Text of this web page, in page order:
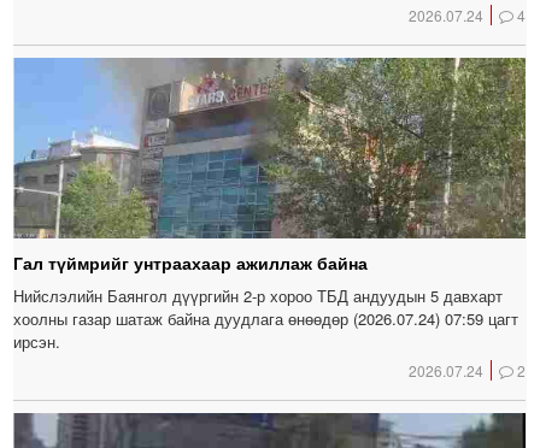
2026.07.24 4
Гал түймрийг унтраахаар ажиллаж байна
Нийслэлийн Баянгол дүүргийн 2-р хороо ТБД андуудын 5 давхарт
хоолны газар шатаж байна дуудлага өнөөдөр (2026.07.24) 07:59 цагт
ирсэн.
2026.07.24 2